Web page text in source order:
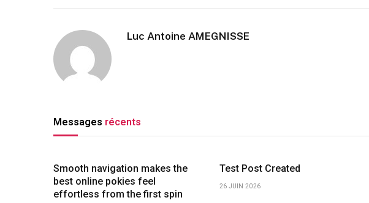
Luc Antoine AMEGNISSE
Messages récents
Smooth navigation makes the
best online pokies feel
effortless from the first spin
Test Post Created
26 JUIN 2026